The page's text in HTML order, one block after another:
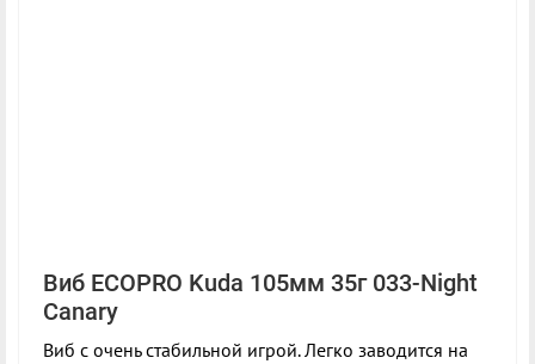
Виб ECOPRO Kuda 105мм 35г 033-Night
Canary
Виб с очень стабильной игрой. Легко заводится на